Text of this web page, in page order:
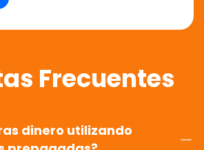
Frecuentes
dinero utilizando